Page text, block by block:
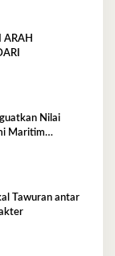
ARAH
Nilai
Maritim
Tawuran antar